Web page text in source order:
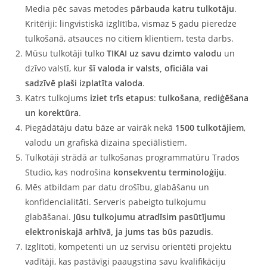
Media pēc savas metodes pārbauda katru tulkotāju.
Kritēriji: lingvistiskā izglītība, vismaz 5 gadu pieredze
tulkošanā, atsauces no citiem klientiem, testa darbs.
Mūsu tulkotāji tulkoTIKAI uz savu dzimto valodu un
dzīvo valstī, kuršī valoda ir valsts, oficiāla vai
sadzīvē plaši izplatīta valoda.
Katrs tulkojums iziet trīs etapus:tulkošana, rediģēšana
un korektūra.
Piegādātāju datu bāze ar vairāk nekā 1500 tulkotājiem,
valodu un grafiskā dizaina speciālistiem.
Tulkotāji strādā ar tulkošanas programmatūru Trados
Studio, kas nodrošina konsekventu terminoloģiju.
Mēs atbildam par datu drošību, glabāšanu un
konfidencialitāti. Serveris pabeigto tulkojumu
glabāšanai. Jūsu tulkojumu atradīsim pasūtījumu
elektroniskajā arhīvā, ja jums tas būs pazudis.
Izglītoti, kompetenti un uz servisu orientēti projektu
vadītāji, kas pastāvīgi paaugstina savu kvalifikāciju